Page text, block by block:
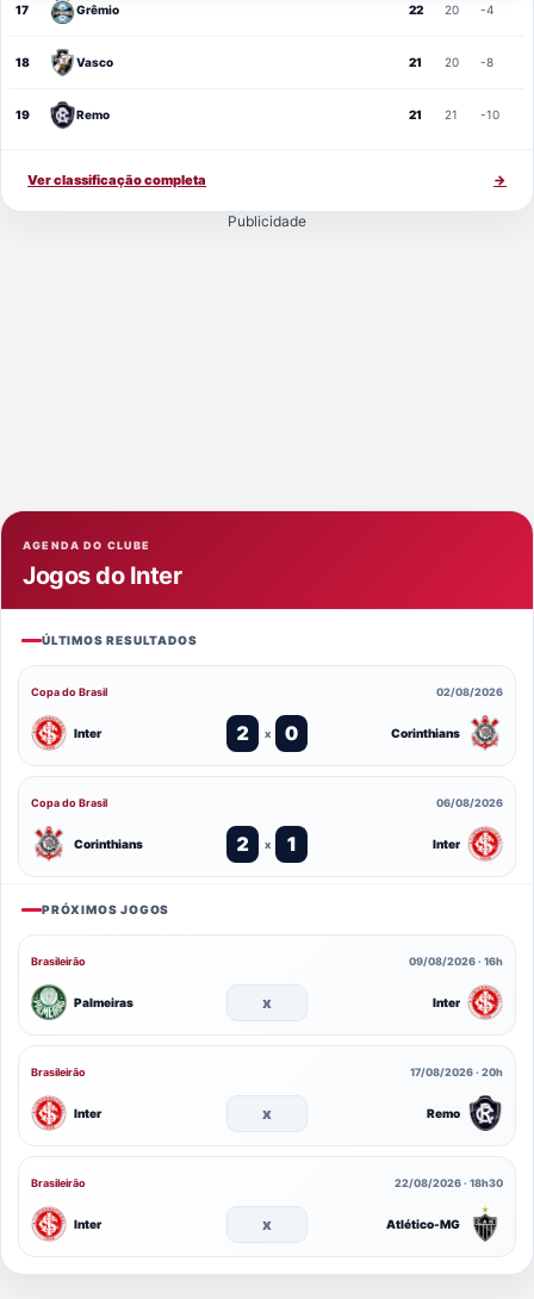
17 Grêmio 22 20 -4
18 Vasco 21 20 -8
19 Remo 21 21 -10
Ver classificação completa →
Publicidade
AGENDA DO CLUBE
Jogos do Inter
ÚLTIMOS RESULTADOS
Copa do Brasil 02/08/2026
Inter 2 x 0 Corinthians
Copa do Brasil 06/08/2026
Corinthians 2 x 1 Inter
PRÓXIMOS JOGOS
Brasileirão 09/08/2026 · 16h
Palmeiras x Inter
Brasileirão 17/08/2026 · 20h
Inter x Remo
Brasileirão 22/08/2026 · 18h30
Inter x Atlético-MG